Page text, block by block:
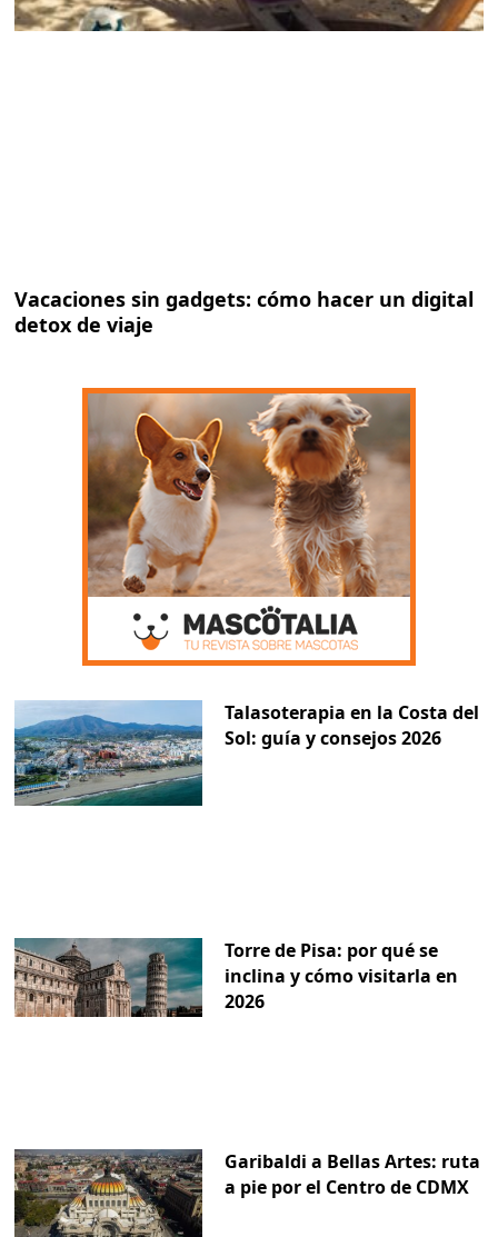
Vacaciones sin gadgets: cómo hacer un digital
detox de viaje
Talasoterapia en la Costa del
Sol: guía y consejos 2026
Torre de Pisa: por qué se
inclina y cómo visitarla en
2026
Garibaldi a Bellas Artes: ruta
a pie por el Centro de CDMX